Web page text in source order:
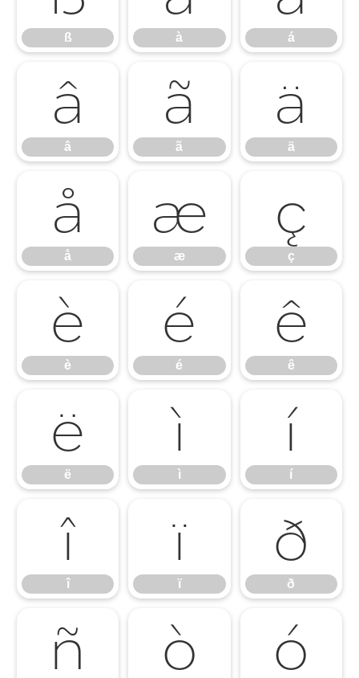
ß à á
â
â
ã
ã
ä
ä
å
å
æ
æ
ç
ç
è
è
é
é
ê
ê
ë
ë
ì
ì
í
í
î
î
ï
ï
ð
ð
ñ ò ó